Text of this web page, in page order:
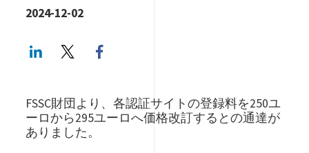
2024-12-02
LinkedInTwitter
FSSC財団より、各認証サイトの登録料を250ユ
ーロから295ユーロへ価格改訂するとの通達が
ありました。